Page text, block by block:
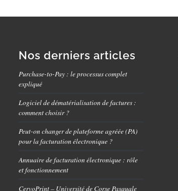
Nos derniers articles
Purchase-to-Pay : le processus complet
expliqué
Logiciel de dématérialisation de factures :
comment choisir ?
Peut-on changer de plateforme agréée (PA)
pour la facturation électronique ?
Annuaire de facturation électronique : rôle
et fonctionnement
CervoPrint – Université de Corse Pasquale